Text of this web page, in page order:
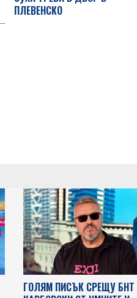
ПЛЕВЕНСКО
ГОЛЯМ ПИСЪК СРЕЩУ БНТ